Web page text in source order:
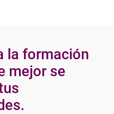
la formación
mejor se